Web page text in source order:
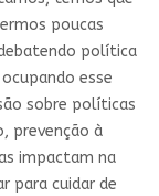
poucas
política
esse
sobre políticas
prevenção à
impactam na
para cuidar de